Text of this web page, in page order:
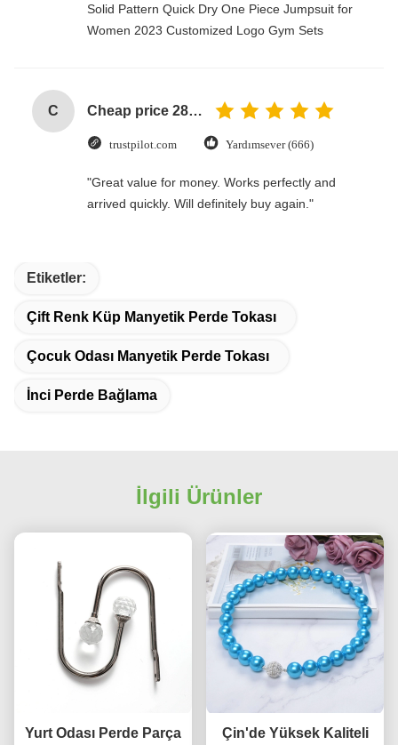
Solid Pattern Quick Dry One Piece Jumpsuit for
Women 2023 Customized Logo Gym Sets
C Cheap price 28mm Aluminium Curtain Rod 1.2mm thickness with plastic final
trustpilot.com Yardımsever (666)
"Great value for money. Works perfectly and
arrived quickly. Will definitely buy again."
Etiketler:
Çift Renk Küp Manyetik Perde Tokası
Çocuk Odası Manyetik Perde Tokası
İnci Perde Bağlama
İlgili Ürünler
Yurt Odası Perde Parça
Çin'de Yüksek Kaliteli